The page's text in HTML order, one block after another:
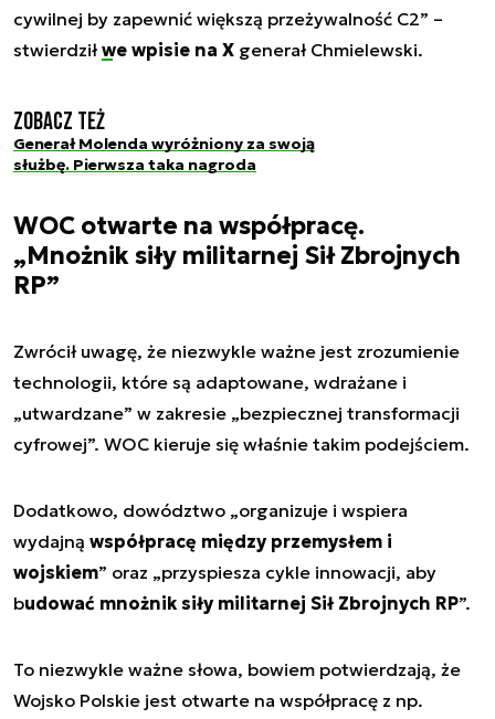
cywilnej by zapewnić większą przeżywalność C2” –
stwierdziłwe wpisie na X generał Chmielewski.
Zobacz też
Generał Molenda wyróżniony za swoją
służbę. Pierwsza taka nagroda
WOC otwarte na współpracę.
„Mnożnik siły militarnej Sił Zbrojnych
RP”
Zwrócił uwagę, że niezwykle ważne jest zrozumienie
technologii, które są adaptowane, wdrażane i
„utwardzane” w zakresie „bezpiecznej transformacji
cyfrowej”. WOC kieruje się właśnie takim podejściem.
Dodatkowo, dowództwo „organizuje i wspiera
wydajną współpracę między przemysłem i
wojskiem” oraz „przyspiesza cykle innowacji, aby
budować mnożnik siły militarnej Sił Zbrojnych RP”.
To niezwykle ważne słowa, bowiem potwierdzają, że
Wojsko Polskie jest otwarte na współpracę z np.